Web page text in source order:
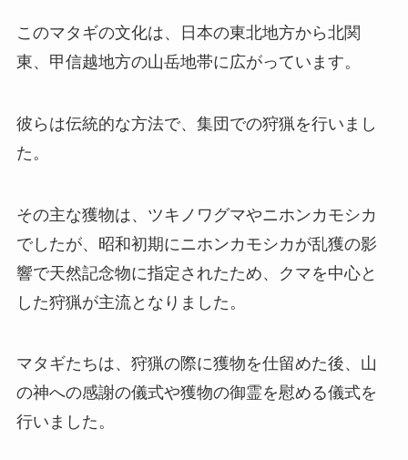
このマタギの文化は、日本の東北地方から北関
東、甲信越地方の山岳地帯に広がっています。
彼らは伝統的な方法で、集団での狩猟を行いまし
た。
その主な獲物は、ツキノワグマやニホンカモシカ
でしたが、昭和初期にニホンカモシカが乱獲の影
響で天然記念物に指定されたため、クマを中心と
した狩猟が主流となりました。
マタギたちは、狩猟の際に獲物を仕留めた後、山
の神への感謝の儀式や獲物の御霊を慰める儀式を
行いました。